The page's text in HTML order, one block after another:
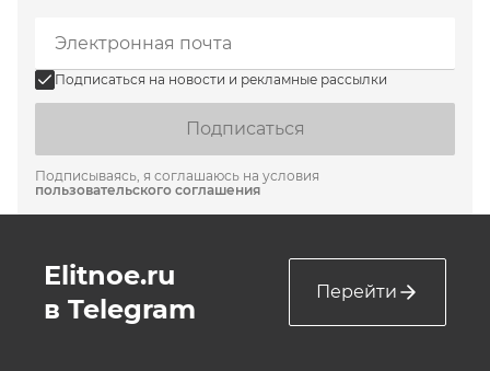
Подписаться на новости и рекламные рассылки
Подписаться
Подписываясь, я соглашаюсь на условия
пользовательского соглашения
Elitnoe.ru
в Telegram
Перейти